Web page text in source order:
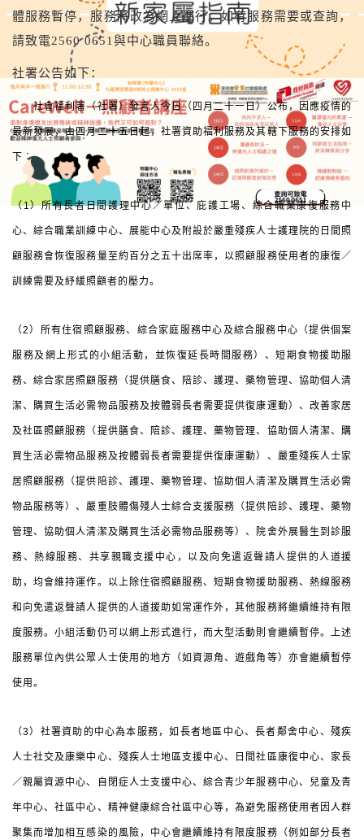
體服務暫停，服務將改為網上進行。如有服務需要或查詢，
請致電2560 0651與中心職員聯絡。
社署公告如下：
社會福利署（社署）發言人今日（四月二十一日）公布，因應疫情的
最新發展，由四月二十五日起，社署資助福利服務及其轄下服務的安排如
下︰
（1）所有長者日間護理中心／單位、庇護工場、綜合職業康復服務中
心、綜合職業訓練中心、展能中心及附設於嚴重殘疾人士護理院的日間照
顧服務會恢復服務量至約百分之五十出席率，以照顧服務使用者的康復／
訓練需要及紓緩照顧者的壓力。
（2）所有住宿照顧服務、綜合家庭服務中心及綜合服務中心（提供個案
服務及網上形式的小組活動，並恢復延長時間服務）、短期食物援助服
務、綜合家居照顧服務（提供膳食、陪診、護理、藥物管理、協助個人清
潔、購買生活必需物品服務及按體弱長者需要提供復康運動）、改善家居
及社區照顧服務（提供膳食、陪診、護理、藥物管理、協助個人清潔、購
買生活必需物品服務及按體弱長者需要提供復康運動）、嚴重殘疾人士家
居照顧服務（提供陪診、護理、藥物管理、協助個人清潔及購買生活必需
物品服務等）、嚴重肢體傷殘人士綜合支援服務（提供陪診、護理、藥物
管理、協助個人清潔及購買生活必需物品服務等）、院舍外展醫生到診服
務、熱線服務、共享親職支援中心，以及向免遣返聲請人提供的人道援
助，均會維持運作。以上除住宿照顧服務、短期食物援助服務、熱線服務
和向免遣返聲請人提供的人道援助如常運作外，其他服務將繼續維持有限
度服務。小組活動仍可以網上形式進行，而大型活動則會繼續暫停。上述
服務單位內供公眾人士使用的地方（如資源角、遊戲角等）亦會繼續暫停
使用。
（3）社署資助的中心為本服務，如長者地區中心、長者鄰舍中心、殘疾
人士社交及康樂中心、殘疾人士地區支援中心、日間社區康復中心、家長
／親屬資源中心、自閉症人士支援中心、綜合青少年服務中心、兒童及青
年中心、社區中心、精神健康綜合社區中心等，為避免服務使用者因人群
聚集而增加相互感染的風險，中心會繼續維持有限度服務（例如部分長者